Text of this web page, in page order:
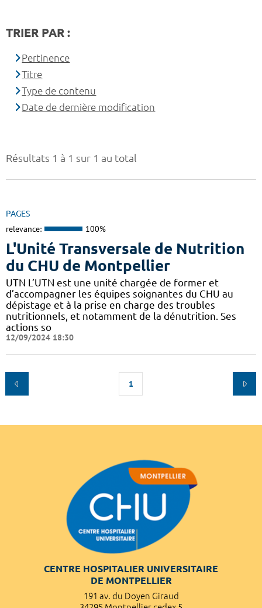
Résultats 1 à 1 sur 1 au total
PAGES
relevance: 100%
L'Unité Transversale de Nutrition
du CHU de Montpellier
UTN L’UTN est une unité chargée de former et
d’accompagner les équipes soignantes du CHU au
dépistage et à la prise en charge des troubles
nutritionnels, et notamment de la dénutrition. Ses
actions so
12/09/2024 18:30
1
TRIER PAR :
Pertinence
Titre
Type de contenu
Date de dernière modification
CENTRE HOSPITALIER UNIVERSITAIRE
DE MONTPELLIER
191 av. du Doyen Giraud